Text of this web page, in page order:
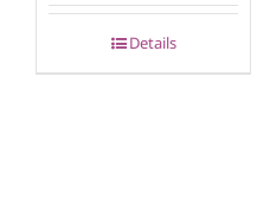
Details